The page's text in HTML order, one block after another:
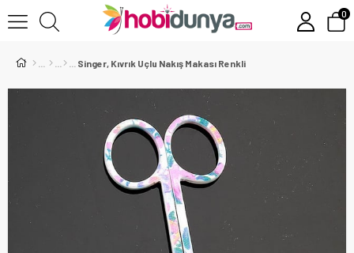
0
Singer, Kıvrık Uçlu Nakış Makası Renkli